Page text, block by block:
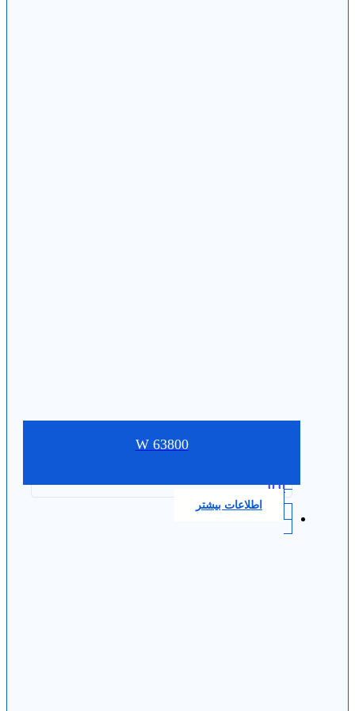
W 63800
0.0
اطلاعات بیشتر